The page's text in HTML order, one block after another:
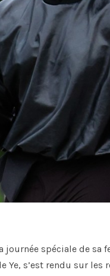
journée spéciale de
Ye, s’est rendu sur les